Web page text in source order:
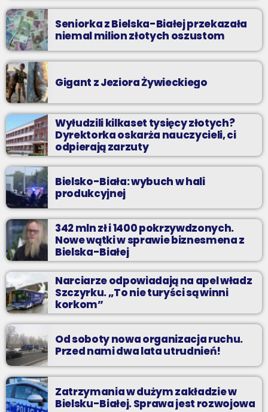
Seniorka z Bielska-Białej przekazała
niemal milion złotych oszustom
Gigant z Jeziora Żywieckiego
Wyłudzili kilkaset tysięcy złotych?
Dyrektorka oskarża nauczycieli, ci
odpierają zarzuty
Bielsko-Biała: wybuch w hali
produkcyjnej
342 mln zł i 1400 pokrzywdzonych.
Nowe wątki w sprawie biznesmena z
Bielska-Białej
Narciarze odpowiadają na apel władz
Szczyrku. „To nie turyści są winni
korkom”
Od soboty nowa organizacja ruchu.
Przed nami dwa lata utrudnień!
Zatrzymania w dużym zakładzie w
Bielsku-Białej. Sprawa jest rozwojowa